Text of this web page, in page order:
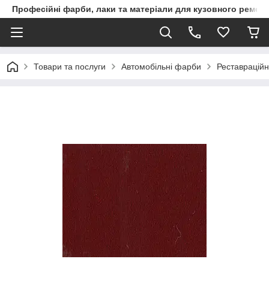
Професійні фарби, лаки та матеріали для кузовного
Товари та послуги Автомобільні фарби